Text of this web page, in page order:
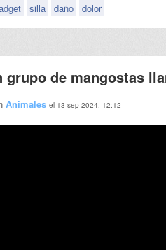
silla daño dolor
grupo de mangostas
Animales el 13 sep 2024, 12:12